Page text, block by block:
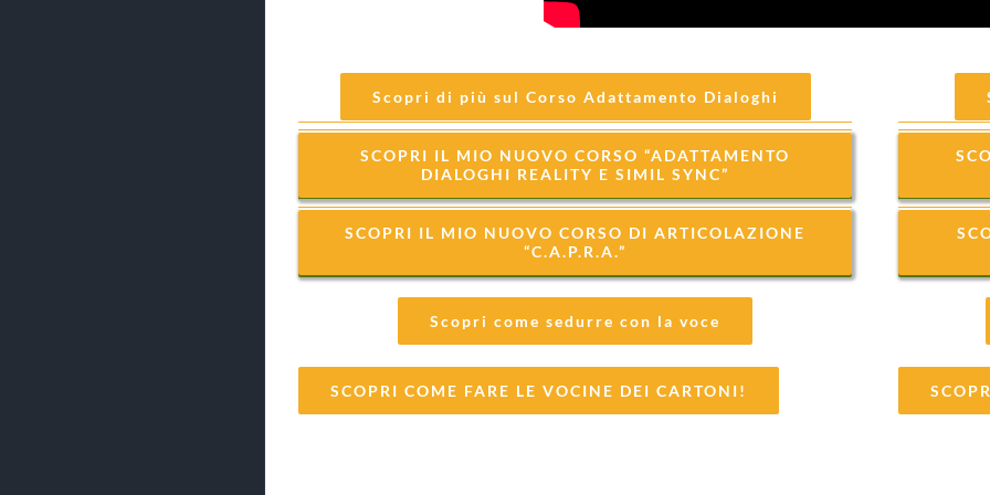
Scopri di più sul Corso Adattamento Dialoghi
SCOPRI IL MIO NUOVO CORSO “ADATTAMENTO
DIALOGHI REALITY E SIMIL SYNC”
SCOPRI IL MIO NUOVO CORSO DI ARTICOLAZIONE
“C.A.P.R.A.”
Scopri come sedurre con la voce
SCOPRI COME FARE LE VOCINE DEI CARTONI!